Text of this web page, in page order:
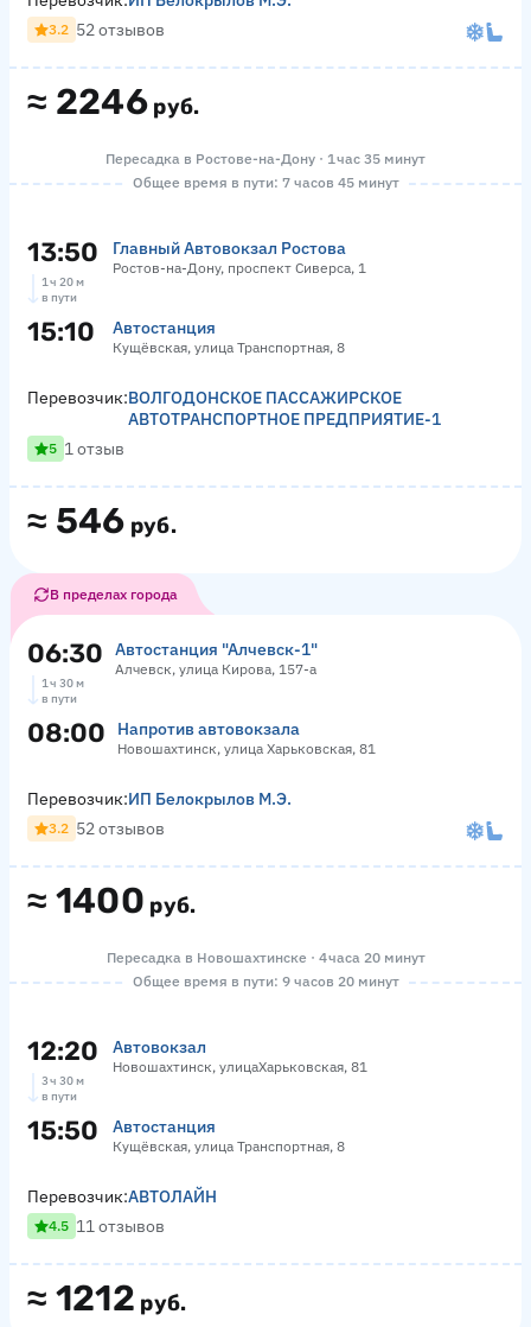
≈ 2246 руб.
3.2 52 отзывов
Пересадка в Ростове-на-Дону · 1 час 35 минут
Общее время в пути: 7 часов 45 минут
13:50 Главный Автовокзал Ростова
Ростов-на-Дону, проспект Сиверса, 1
1 ч 20 м
в пути
15:10 Автостанция
Кущёвская, улица Транспортная, 8
≈ 546 руб.
Перевозчик:ВОЛГОДОНСКОЕ ПАССАЖИРСКОЕ
АВТОТРАНСПОРТНОЕ ПРЕДПРИЯТИЕ-1
5 1 отзыв
В пределах города
06:30 Автостанция "Алчевск-1"
Алчевск, улица Кирова, 157-а
1 ч 30 м
в пути
08:00 Напротив автовокзала
Новошахтинск, улица Харьковская, 81
≈ 1400 руб.
Перевозчик:ИП Белокрылов М.Э.
3.2 52 отзывов
Пересадка в Новошахтинске · 4 часа 20 минут
Общее время в пути: 9 часов 20 минут
12:20 Автовокзал
Новошахтинск, улицаХарьковская, 81
3 ч 30 м
в пути
15:50 Автостанция
Кущёвская, улица Транспортная, 8
≈ 1212 руб.
Перевозчик:АВТОЛАЙН
4.5 11 отзывов